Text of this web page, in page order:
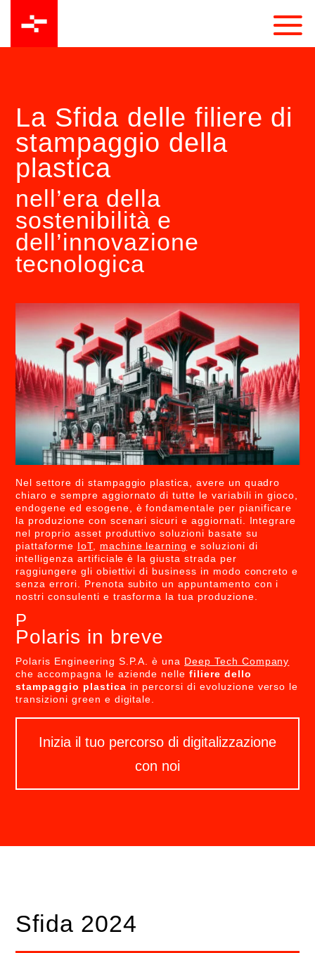
La Sfida delle filiere di
stampaggio della
plastica
nell’era della
sostenibilità e
dell’innovazione
tecnologica
Nel settore di stampaggio plastica, avere un quadro
chiaro e sempre aggiornato di tutte le variabili in gioco,
endogene ed esogene, è fondamentale per pianificare
la produzione con scenari sicuri e aggiornati. Integrare
nel proprio asset produttivo soluzioni basate su
piattaforme IoT, machine learning e soluzioni di
intelligenza artificiale è la giusta strada per
raggiungere gli obiettivi di business in modo concreto e
senza errori. Prenota subito un appuntamento con i
nostri consulenti e trasforma la tua produzione.
P
Polaris in breve
Polaris Engineering S.P.A. è una Deep Tech Company
che accompagna le aziende nellefiliere dello
stampaggio plastica in percorsi di evoluzione verso le
transizioni green e digitale.
Inizia il tuo percorso di digitalizzazione
con noi
Sfida 2024